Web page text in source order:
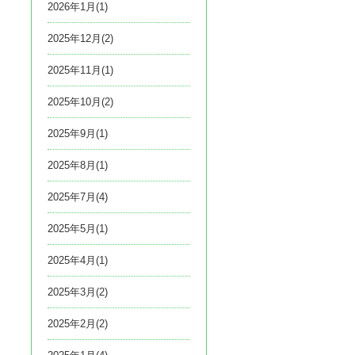
2026年1月(1)
2025年12月(2)
2025年11月(1)
2025年10月(2)
2025年9月(1)
2025年8月(1)
2025年7月(4)
2025年5月(1)
2025年4月(1)
2025年3月(2)
2025年2月(2)